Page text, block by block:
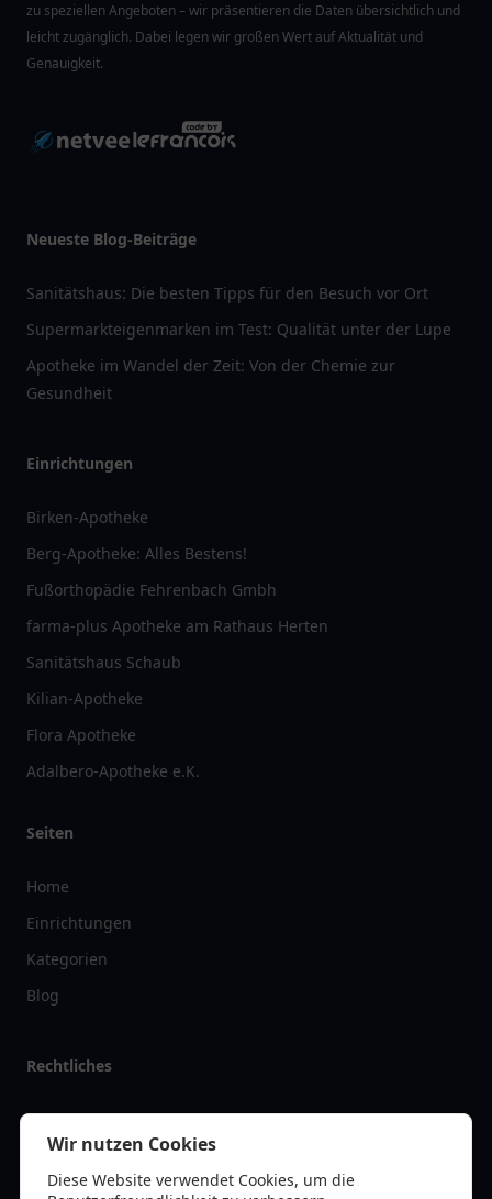
zu speziellen Angeboten – wir präsentieren die Daten übersichtlich und
leicht zugänglich. Dabei legen wir großen Wert auf Aktualität und
Genauigkeit.
Neueste Blog-Beiträge
Sanitätshaus: Die besten Tipps für den Besuch vor Ort
Supermarkteigenmarken im Test: Qualität unter der Lupe
Apotheke im Wandel der Zeit: Von der Chemie zur
Gesundheit
Einrichtungen
Birken-Apotheke
Berg-Apotheke: Alles Bestens!
Fußorthopädie Fehrenbach Gmbh
farma-plus Apotheke am Rathaus Herten
Sanitätshaus Schaub
Kilian-Apotheke
Flora Apotheke
Adalbero-Apotheke e.K.
Seiten
Home
Einrichtungen
Kategorien
Blog
Rechtliches
Impressum
Datenschutz
Kontakt
Wir nutzen Cookies
Diese Website verwendet Cookies, um die